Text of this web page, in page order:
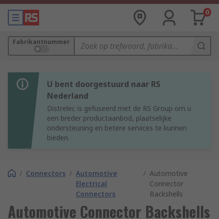
0
Fabrikantnummer
U bent doorgestuurd naar RS
Nederland
Distrelec is gefuseerd met de RS Group om u
een breder productaanbod, plaatselijke
ondersteuning en betere services te kunnen
bieden.
/ Connectors / Automotive
Electrical
Connectors
/ Automotive
Connector
Backshells
Automotive Connector Backshells